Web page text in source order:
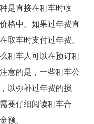
是直接在租车时收
格中。如果过年费直
取车时支付过年费。
租车人可以在预订租
意的是，一些租车公
以弥补过年费的损
要仔细阅读租车合
额。